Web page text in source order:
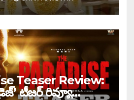
Teaser Review:
టీజర్ రివ్యూ…